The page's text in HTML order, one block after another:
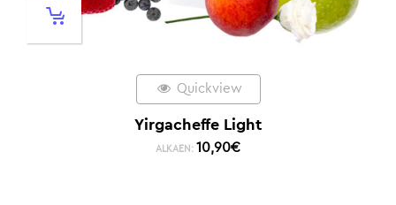
Quickview
Yirgacheffe Light
ALKAEN: 10,90€